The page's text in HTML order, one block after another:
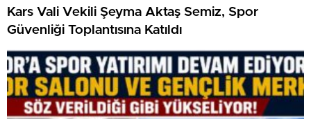
Kars Vali Vekili Şeyma Aktaş Semiz, Spor
Güvenliği Toplantısına Katıldı